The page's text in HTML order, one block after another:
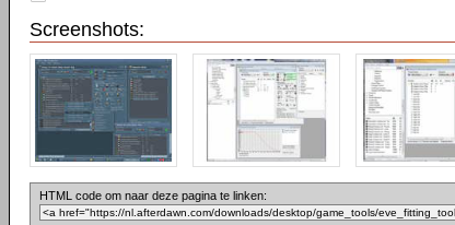
Screenshots:
HTML code om naar deze pagina te linken: